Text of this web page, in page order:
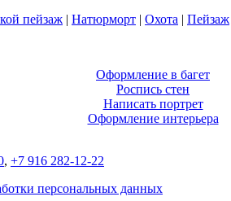
пейзаж | Натюрморт | Охота | Пейзаж
Оформление в багет
Роспись стен
Написать портрет
Оформление интерьера
, +7 916 282-12-22
персональных данных